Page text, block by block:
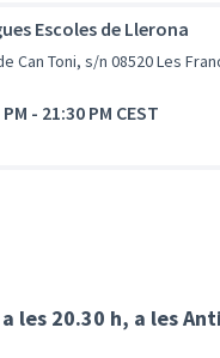
Escoles de Llerona
Can Toni, s/n 08520 Les
- 21:30 PM CEST
les 20.30 h, a les